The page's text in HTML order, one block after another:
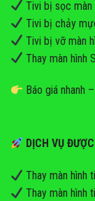
Tivi bị sọc màn
Tivi bị chảy
Tivi bị vỡ màn
Thay màn hình
Báo giá nhanh
DỊCH VỤ
Thay màn hình
Thay màn hình